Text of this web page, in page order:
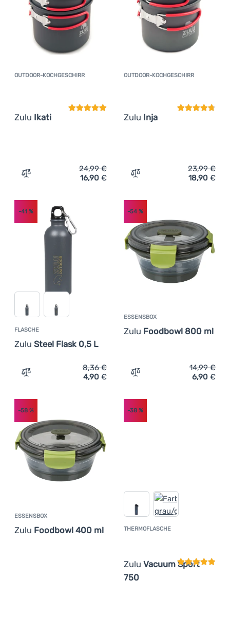
OUTDOOR-KOCHGESCHIRR
Zulu Ikati
Kundenbewertung
Zum Vergleich 'Outdoor-Kochgeschirr Zulu Ikati'
24,99€
16,90 €
OUTDOOR-KOCHGESCHIRR
Zulu Inja
Zum Vergleich 'Outdoor-
23,99€
18,90 €
FLASCHE
Zulu Steel Flask 0,5 L
-41 %
Zum Vergleich 'Flasche Zulu Steel Flask 0,5 L'
8,36€
4,90 €
ESSENSBOX
Zulu Foodbowl 800 ml
-54%
Zum Vergleich
14,99€
6,90 €
ESSENSBOX
Zulu Foodbowl 400 ml
-58 %
THERMOFLASCHE
Zulu Vacuum Sport
750
-38%